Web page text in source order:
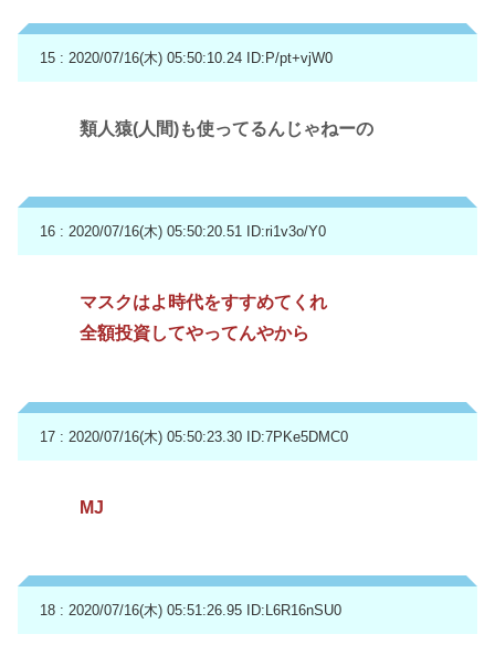
15 : 2020/07/16(木) 05:50:10.24 ID:P/pt+vjW0
類人猿(人間)も使ってるんじゃねーの
16 : 2020/07/16(木) 05:50:20.51 ID:ri1v3o/Y0
マスクはよ時代をすすめてくれ
全額投資してやってんやから
17 : 2020/07/16(木) 05:50:23.30 ID:7PKe5DMC0
MJ
18 : 2020/07/16(木) 05:51:26.95 ID:L6R16nSU0